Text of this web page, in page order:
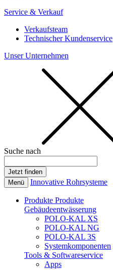
Service & Verkauf
Verkaufsteam
Technischer Kundenservice
Unser Unternehmen
Suche nach
Menü Innovative Rohrsysteme
Produkte Produkte
Gebäudeentwässerung
POLO-KAL XS
POLO-KAL NG
POLO-KAL 3S
Systemkomponenten
Tools & Softwareservice
Apps